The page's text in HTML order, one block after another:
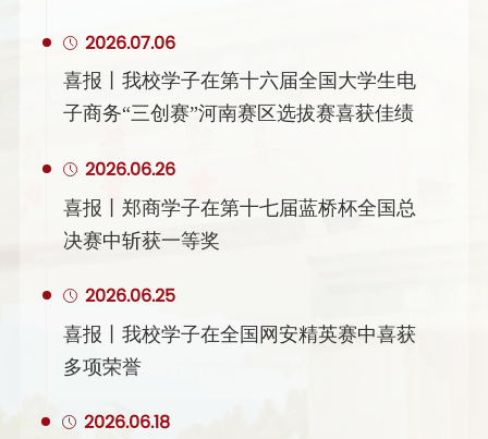
2026.07.06
喜报丨我校学子在第十六届全国大学生电
子商务“三创赛”河南赛区选拔赛喜获佳绩
2026.06.26
喜报丨郑商学子在第十七届蓝桥杯全国总
决赛中斩获一等奖
2026.06.25
喜报丨我校学子在全国网安精英赛中喜获
多项荣誉
2026.06.18